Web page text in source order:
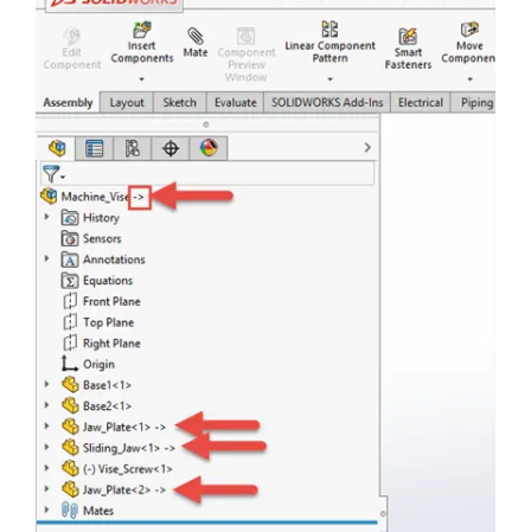
Améliorez la collaboration avec
le Cloud
Découvrez comment les PME adoptent de plus en
plus des plates-formes Cloud
Télécharger le PDF
Les 10 principales
fonctionnalités de DriveWorks